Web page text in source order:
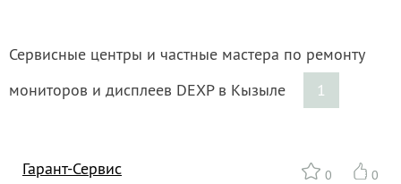
Сервисные центры и частные мастера по ремонту
мониторов и дисплеев DEXP в Кызыле
1
0 0
Гарант-Сервис